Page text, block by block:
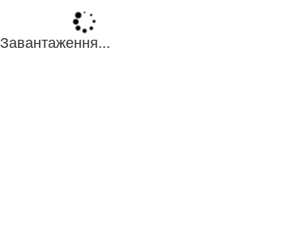
Завантаження...